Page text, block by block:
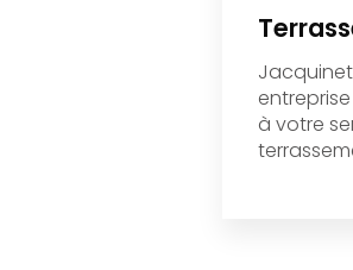
à votre